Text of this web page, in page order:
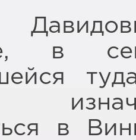
в
в